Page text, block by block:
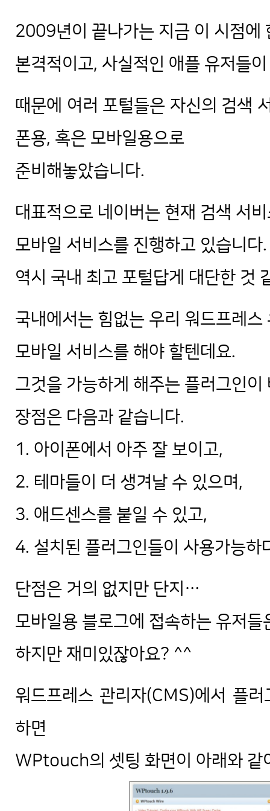
2009년이 끝나가는 지금 이 시점에
본격적이고, 사실적인 애플 유저들
때문에 여러 포털들은 자신의 검색
폰용, 혹은 모바일용으로
준비해놓았습니다.
대표적으로 네이버는 현재 검색 서
모바일 서비스를 진행하고 있습니다.
역시 국내 최고 포털답게 대단한 것
국내에서는 힘없는 우리 워드프레스
모바일 서비스를 해야 할텐데요.
그것을 가능하게 해주는 플러그인
장점은 다음과 같습니다.
1. 아이폰에서 아주 잘 보이고,
2. 테마들이 더 생겨날 수 있으며,
3. 애드센스를 붙일 수 있고,
4. 설치된 플러그인들이 사용가능
단점은 거의 없지만 단지…
모바일용 블로그에 접속하는 유저들
하지만 재미있잖아요? ^^
워드프레스 관리자(CMS)에서 플
하면
WPtouch의 셋팅 화면이 아래와 같